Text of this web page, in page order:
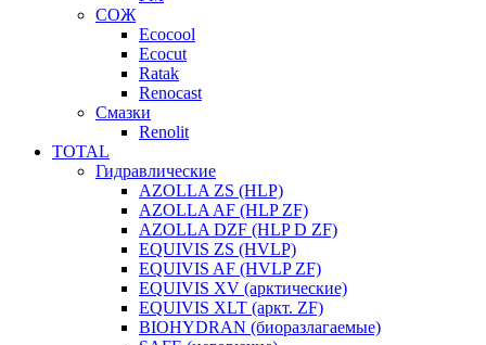
СОЖ
Ecocool
Ecocut
Ratak
Renocast
Смазки
Renolit
TOTAL
Гидравлические
AZOLLA ZS (HLP)
AZOLLA AF (HLP ZF)
AZOLLA DZF (HLP D ZF)
EQUIVIS ZS (HVLP)
EQUIVIS AF (HVLP ZF)
EQUIVIS XV (арктические)
EQUIVIS XLT (аркт. ZF)
BIOHYDRAN (биоразлагаемые)